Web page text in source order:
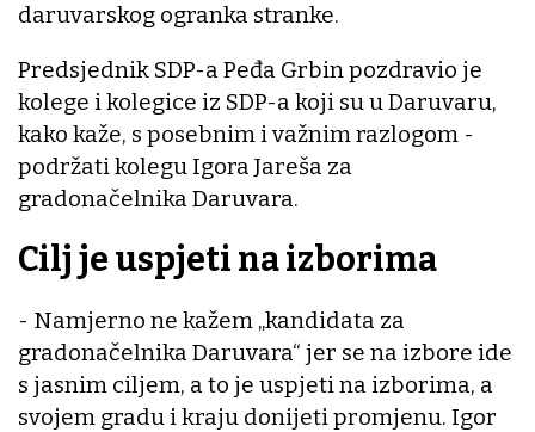
daruvarskog ogranka stranke.
Predsjednik SDP-a Peđa Grbin pozdravio je
kolege i kolegice iz SDP-a koji su u Daruvaru,
kako kaže, s posebnim i važnim razlogom -
podržati kolegu Igora Jareša za
gradonačelnika Daruvara.
Cilj je uspjeti na izborima
- Namjerno ne kažem „kandidata za
gradonačelnika Daruvara“ jer se na izbore ide
s jasnim ciljem, a to je uspjeti na izborima, a
svojem gradu i kraju donijeti promjenu. Igor